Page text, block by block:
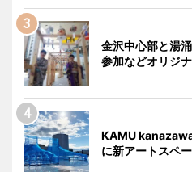
金沢中心部と湯
参加などオリジ
KAMU
に新アートスペ